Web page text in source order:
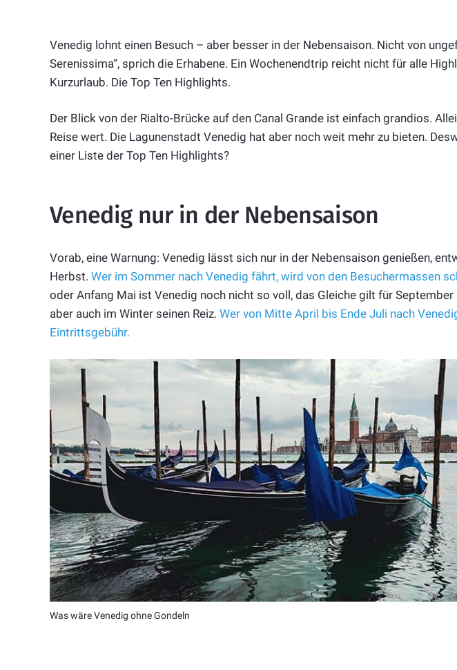
Venedig lohnt einen Besuch – aber besser in der Nebensaison. Nicht von
Serenissima“, sprich die Erhabene. Ein Wochenendtrip reicht nicht für alle
Kurzurlaub. Die Top Ten Highlights.
Der Blick von der Rialto-Brücke auf den Canal Grande ist einfach grandios.
Reise wert. Die Lagunenstadt Venedig hat aber noch weit mehr zu bieten.
einer Liste der Top Ten Highlights?
Venedig nur in der Nebensaison
Vorab, eine Warnung: Venedig lässt sich nur in der Nebensaison genießen,
Herbst. Wer im Sommer nach Venedig fährt, wird von den Besuchermassen
oder Anfang Mai ist Venedig noch nicht so voll, das Gleiche gilt für
aber auch im Winter seinen Reiz. Wer von Mitte April bis Ende Juli nach
Eintrittsgebühr.
Was wäre Venedig ohne Gondeln